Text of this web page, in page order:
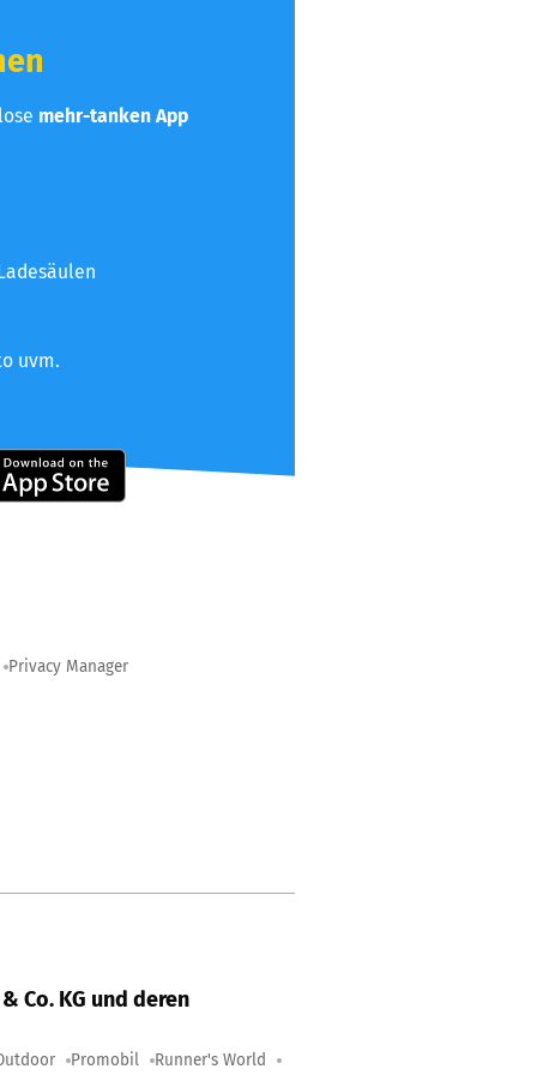
mehr-tanken App
uvm.
Privacy Manager
Co. KG und deren
Promobil Runner's World